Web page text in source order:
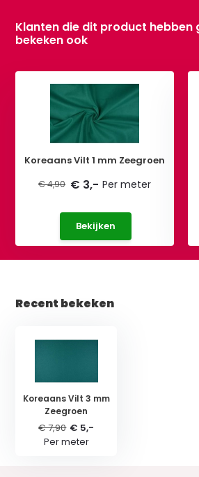
Klanten die dit product hebben
bekeken ook
Koreaans Vilt 1 mm Zeegroen
€ 4,90 € 3,- Per meter
Bekijken
Recent bekeken
Koreaans Vilt 3 mm
Zeegroen
€ 7,90 € 5,-
Per meter